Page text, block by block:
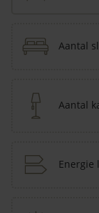
Aantal
Aantal
Energie